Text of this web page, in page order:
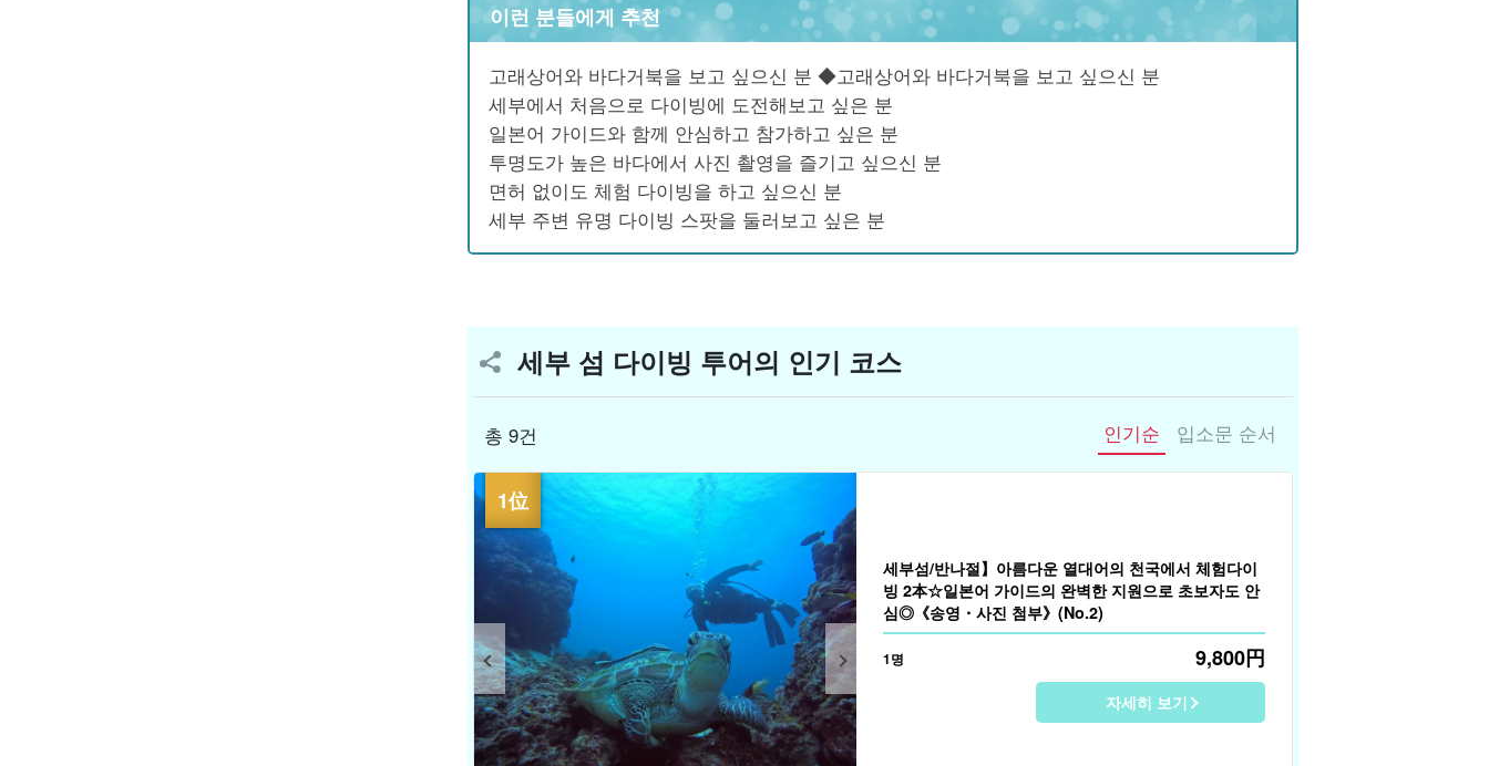
이런 분들에게 추천
고래상어와 바다거북을 보고 싶으신 분 ◆고래상어와 바다거북을 보고 싶으신 분
세부에서 처음으로 다이빙에 도전해보고 싶은 분
일본어 가이드와 함께 안심하고 참가하고 싶은 분
투명도가 높은 바다에서 사진 촬영을 즐기고 싶으신 분
면허 없이도 체험 다이빙을 하고 싶으신 분
세부 주변 유명 다이빙 스팟을 둘러보고 싶은 분
세부 섬 다이빙 투어의 인기 코스
총 9건 인기순 입소문 순서
세부섬/반나절】아름다운 열대어의 천국에서 체험다이
빙 2本☆일본어 가이드의 완벽한 지원으로 초보자도 안
심◎《송영・사진 첨부》(No.2)
1명 9,800円
자세히 보기